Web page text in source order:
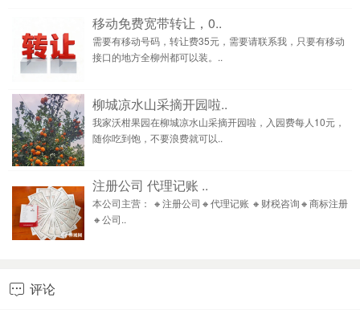
移动免费宽带转让，0..
需要有移动号码，转让费35元，需要请联系我，只要有移动
接口的地方全柳州都可以装。..
柳城凉水山采摘开园啦..
我家沃柑果园在柳城凉水山采摘开园啦，入园费每人10元，
随你吃到饱，不要浪费就可以..
注册公司 代理记账 ..
本公司主营： 🔸注册公司🔸代理记账 🔸财税咨询🔸商标注册
🔸公司..
 评论